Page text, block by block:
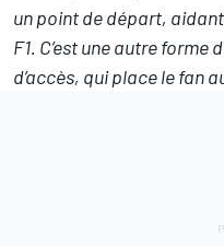
un point de départ, aidant
F1. C’est une autre forme
d’accès, qui place le fan